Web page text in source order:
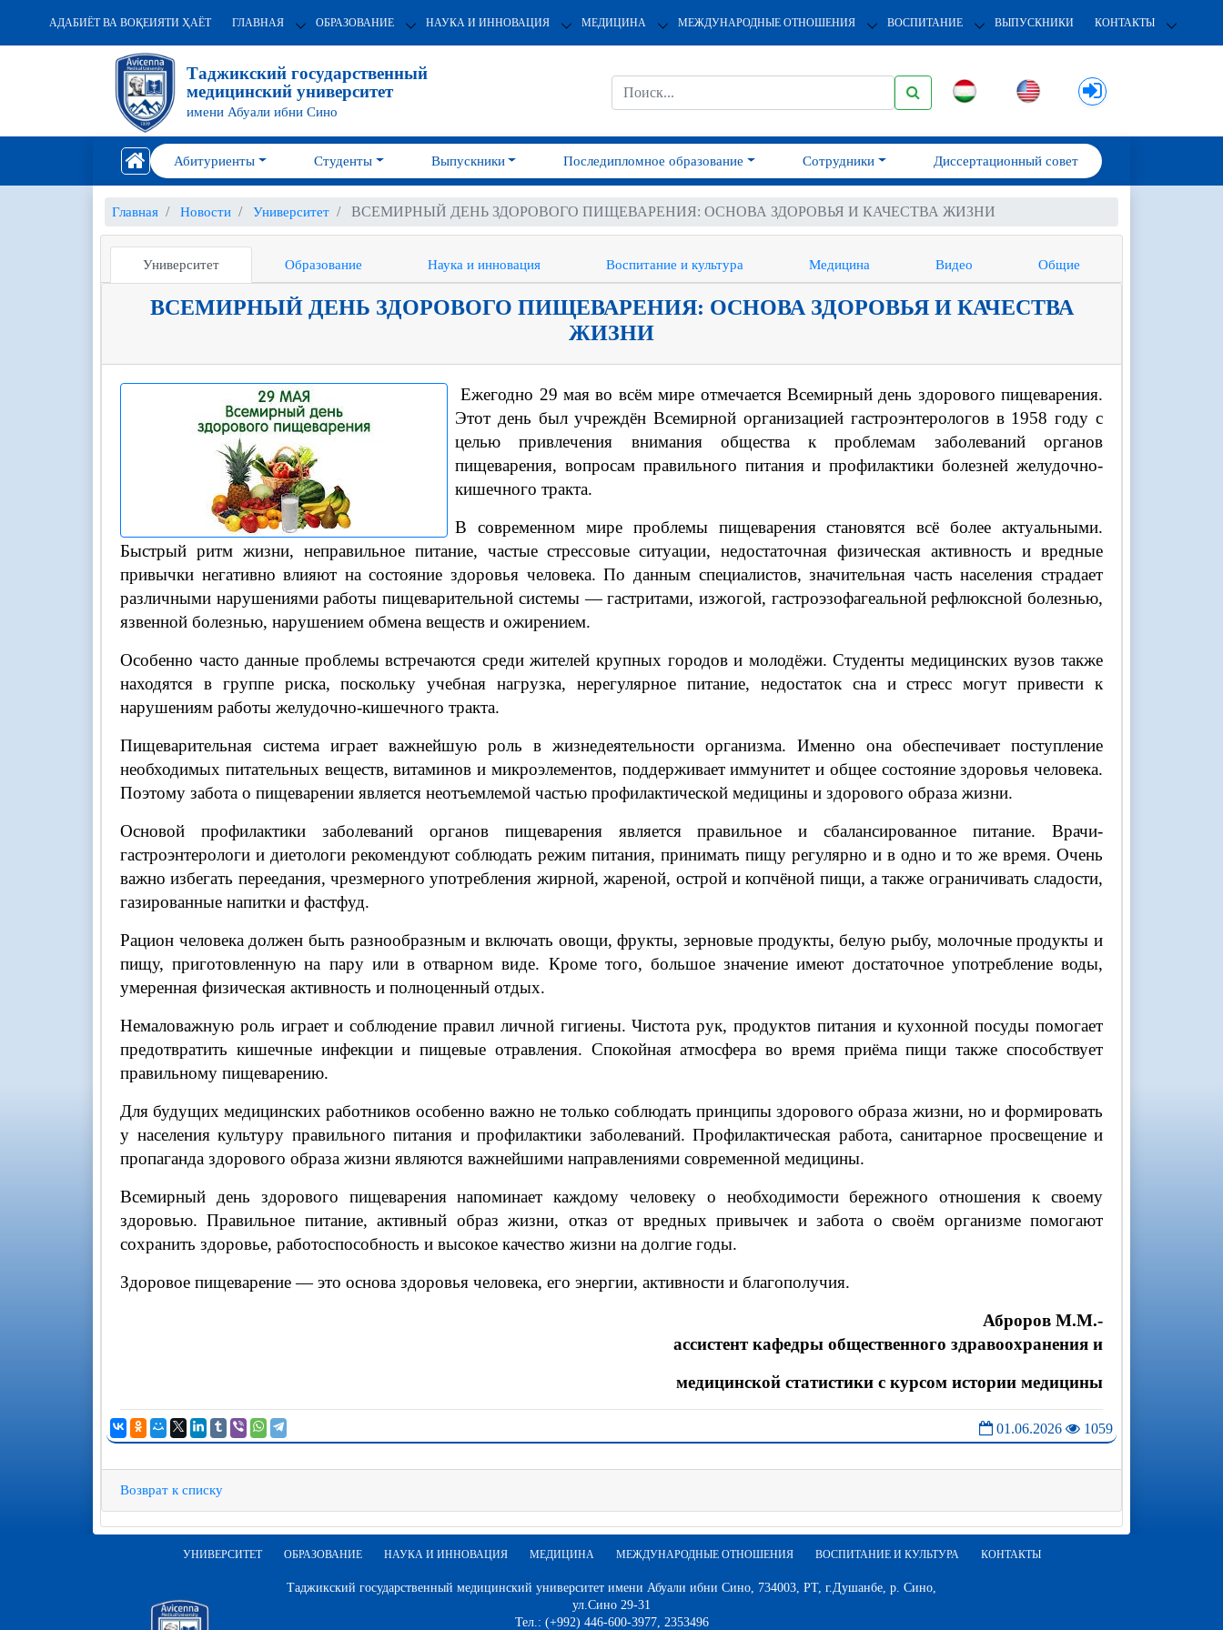
АДАБИЁТ ВА ВОҚЕИЯТИ ҲАЁТ ГЛАВНАЯ ОБРАЗОВАНИЕ НАУКА И ИННОВАЦИЯ МЕДИЦИНА МЕЖДУНАРОДНЫЕ ОТНОШЕНИЯ ВОСПИТАНИЕ ВЫПУСКНИКИ КОНТАКТЫ
Таджикский государственный
медицинский университет
имени Абуали ибни Сино
Абитуриенты Студенты Выпускники Последипломное образование Сотрудники Диссертационный совет
Главная Новости Университет ВСЕМИРНЫЙ ДЕНЬ ЗДОРОВОГО ПИЩЕВАРЕНИЯ: ОСНОВА ЗДОРОВЬЯ И КАЧЕСТВА ЖИЗНИ
Университет Образование Наука и инновация Воспитание и культура Медицина Видео Общие
ВСЕМИРНЫЙ ДЕНЬ ЗДОРОВОГО ПИЩЕВАРЕНИЯ: ОСНОВА ЗДОРОВЬЯ И КАЧЕСТВА
ЖИЗНИ
Ежегодно 29 мая во всём мире отмечается Всемирный день здорового пищеварения.
Этот день был учреждён Всемирной организацией гастроэнтерологов в 1958 году с
целью привлечения внимания общества к проблемам заболеваний органов
пищеварения, вопросам правильного питания и профилактики болезней желудочно-
кишечного тракта.
В современном мире проблемы пищеварения становятся всё более актуальными.
Быстрый ритм жизни, неправильное питание, частые стрессовые ситуации, недостаточная физическая активность и вредные
привычки негативно влияют на состояние здоровья человека. По данным специалистов, значительная часть населения страдает
различными нарушениями работы пищеварительной системы — гастритами, изжогой, гастроэзофагеальной рефлюксной болезнью,
язвенной болезнью, нарушением обмена веществ и ожирением.
Особенно часто данные проблемы встречаются среди жителей крупных городов и молодёжи. Студенты медицинских вузов также
находятся в группе риска, поскольку учебная нагрузка, нерегулярное питание, недостаток сна и стресс могут привести к
нарушениям работы желудочно-кишечного тракта.
Пищеварительная система играет важнейшую роль в жизнедеятельности организма. Именно она обеспечивает поступление
необходимых питательных веществ, витаминов и микроэлементов, поддерживает иммунитет и общее состояние здоровья человека.
Поэтому забота о пищеварении является неотъемлемой частью профилактической медицины и здорового образа жизни.
Основой профилактики заболеваний органов пищеварения является правильное и сбалансированное питание. Врачи-
гастроэнтерологи и диетологи рекомендуют соблюдать режим питания, принимать пищу регулярно и в одно и то же время. Очень
важно избегать переедания, чрезмерного употребления жирной, жареной, острой и копчёной пищи, а также ограничивать сладости,
газированные напитки и фастфуд.
Рацион человека должен быть разнообразным и включать овощи, фрукты, зерновые продукты, белую рыбу, молочные продукты и
пищу, приготовленную на пару или в отварном виде. Кроме того, большое значение имеют достаточное употребление воды,
умеренная физическая активность и полноценный отдых.
Немаловажную роль играет и соблюдение правил личной гигиены. Чистота рук, продуктов питания и кухонной посуды помогает
предотвратить кишечные инфекции и пищевые отравления. Спокойная атмосфера во время приёма пищи также способствует
правильному пищеварению.
Для будущих медицинских работников особенно важно не только соблюдать принципы здорового образа жизни, но и формировать
у населения культуру правильного питания и профилактики заболеваний. Профилактическая работа, санитарное просвещение и
пропаганда здорового образа жизни являются важнейшими направлениями современной медицины.
Всемирный день здорового пищеварения напоминает каждому человеку о необходимости бережного отношения к своему
здоровью. Правильное питание, активный образ жизни, отказ от вредных привычек и забота о своём организме помогают
сохранить здоровье, работоспособность и высокое качество жизни на долгие годы.
Здоровое пищеварение — это основа здоровья человека, его энергии, активности и благополучия.
Аброров М.М.-
ассистент кафедры общественного здравоохранения и
медицинской статистики с курсом истории медицины
01.06.2026 1059
Возврат к списку
УНИВЕРСИТЕТ ОБРАЗОВАНИЕ НАУКА И ИННОВАЦИЯ МЕДИЦИНА МЕЖДУНАРОДНЫЕ ОТНОШЕНИЯ ВОСПИТАНИЕ И КУЛЬТУРА КОНТАКТЫ
Таджикский государственный медицинский университет имени Абуали ибни Сино, 734003, РТ, г.Душанбе, р. Сино,
ул.Сино 29-31
Тел.: (+992) 446-600-3977, 2353496